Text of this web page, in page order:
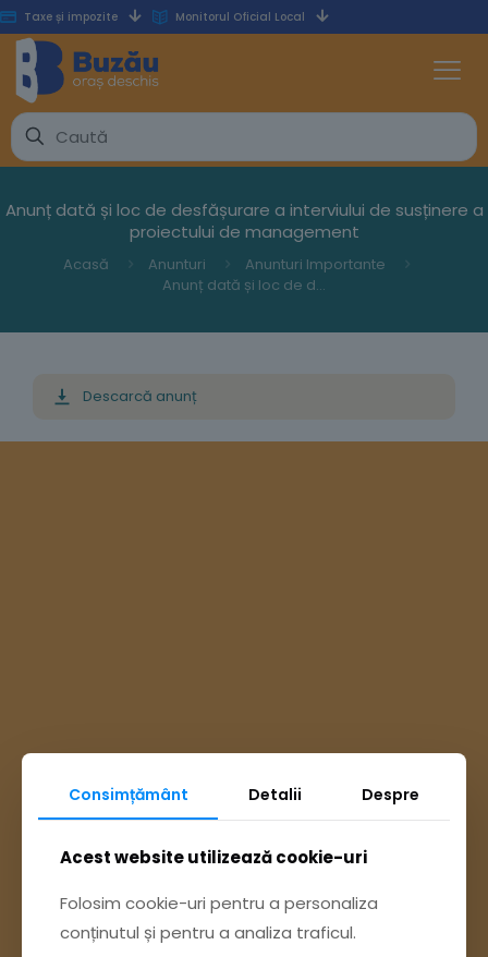
Taxe și impozite Monitorul Oficial Local
Anunț dată și loc de desfășurare a interviului de susținere a
proiectului de management
Acasă Anunturi
Anunturi Importante
Anunț dată și loc de desfășurare a interviului de susținere a proiectului de management
Descarcă anunț
Ai întrebări? Accesează
sau trimite o sesizare pe Buzău City
Consimțământ Detalii Despre
Acest website utilizează cookie-uri
Folosim cookie-uri pentru a personaliza
conținutul și pentru a analiza traficul.